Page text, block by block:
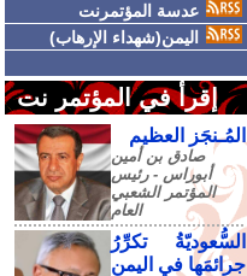
عدسة المؤتمرنت
اليمن(شهداء الإرهاب)
إقرأ في المؤتمر نت
المُـنجَز العظيم
صادق‮ ‬بن‮ ‬أمين‮
‬أبوراس - رئيس‮
‬المؤتمر‮ ‬الشعبي‮
‬العام
السُّعوديّةُ تكرِّرُ
جرائمَها في اليمنِ